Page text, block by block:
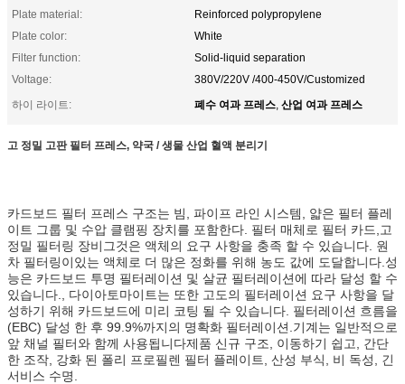
Plate material:
Reinforced polypropylene
Plate color:
White
Filter function:
Solid-liquid separation
Voltage:
380V/220V /400-450V/Customized
하이 라이트:
폐수 여과 프레스, 산업 여과 프레스
고 정밀 고판 필터 프레스, 약국 / 생물 산업 혈액 분리기
카드보드 필터 프레스 구조는 빔, 파이프 라인 시스템, 얇은 필터 플레
이트 그룹 및 수압 클램핑 장치를 포함한다. 필터 매체로 필터 카드,고
정밀 필터링 장비그것은 액체의 요구 사항을 충족 할 수 있습니다. 원
차 필터링이있는 액체로 더 많은 정화를 위해 농도 값에 도달합니다.성
능은 카드보드 투명 필터레이션 및 살균 필터레이션에 따라 달성 할 수
있습니다., 다이아토마이트는 또한 고도의 필터레이션 요구 사항을 달
성하기 위해 카드보드에 미리 코팅 될 수 있습니다. 필터레이션 흐름을
(EBC) 달성 한 후 99.9%까지의 명확화 필터레이션.기계는 일반적으로
앞 채널 필터와 함께 사용됩니다제품 신규 구조, 이동하기 쉽고, 간단
한 조작, 강화 된 폴리 프로필렌 필터 플레이트, 산성 부식, 비 독성, 긴
서비스 수명.